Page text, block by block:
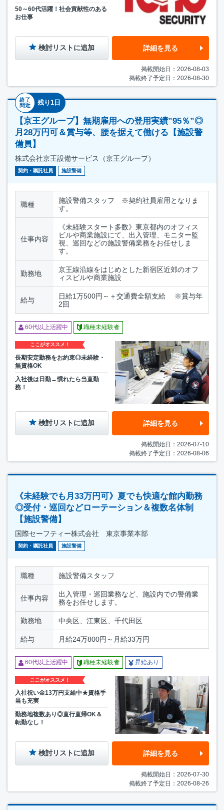
50～60代活躍！社会貢献性のある
お仕事
検討リストに追加 詳細を見る
掲載開始日：2026-08-03
掲載終了予定日：2026-08-30
終了
間近
残り1日
【京王グループ】無期雇用への登用実績”95％”◎
月28万円可＆賞与等、腰を据えて働ける【施設警
備員】
株式会社京王設備サービス（京王グループ）
契約・嘱託社員 施設警備
職種
施設警備スタッフ ※契約社員雇用となりま
す。
仕事内容
《未経験スタート多数》東京都内のオフィス
ビルや商業施設にて、出入管理、モニター監
視、巡回などの施設警備業務をお任せしま
す。
勤務地
京王線沿線をはじめとした新宿区近郊のオフ
ィスビルや商業施設
給与
日給1万500円～＋交通費全額支給 ※賞与年
2回
60代以上活躍中 職種未経験者
ここがオススメ！
長期安定勤務をお約束◎未経験・
無資格OK
入社後は日勤→慣れたら当直勤
務！
検討リストに追加 詳細を見る
掲載開始日：2026-07-10
掲載終了予定日：2026-08-06
《未経験でも月33万円可》夏でも快適な館内勤務
◎受付・巡回などローテーション＆複数名体制
【施設警備】
国際セーフティー株式会社 東京事業本部
契約・嘱託社員 施設警備
職種 施設警備スタッフ
仕事内容
出入管理・巡回業務など、施設内での警備業
務をお任せします。
勤務地 中央区、江東区、千代田区
給与 月給24万800円～月給33万円
60代以上活躍中 職種未経験者 昇給あり
ここがオススメ！
入社祝い金13万円支給中★資格手
当も充実
勤務地複数あり◎直行直帰OK＆
転勤なし！
検討リストに追加 詳細を見る
掲載開始日：2026-07-30
掲載終了予定日：2026-08-26